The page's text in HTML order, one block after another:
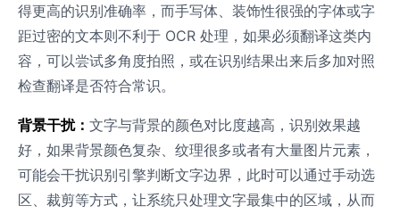
得更高的识别准确率，而手写体、装饰性很强的字体或字
距过密的文本则不利于 OCR 处理，如果必须翻译这类内
容，可以尝试多角度拍照，或在识别结果出来后多加对照
检查翻译是否符合常识。
背景干扰： 文字与背景的颜色对比度越高，识别效果越
好，如果背景颜色复杂、纹理很多或者有大量图片元素，
可能会干扰识别引擎判断文字边界，此时可以通过手动选
区、裁剪等方式，让系统只处理文字最集中的区域，从而